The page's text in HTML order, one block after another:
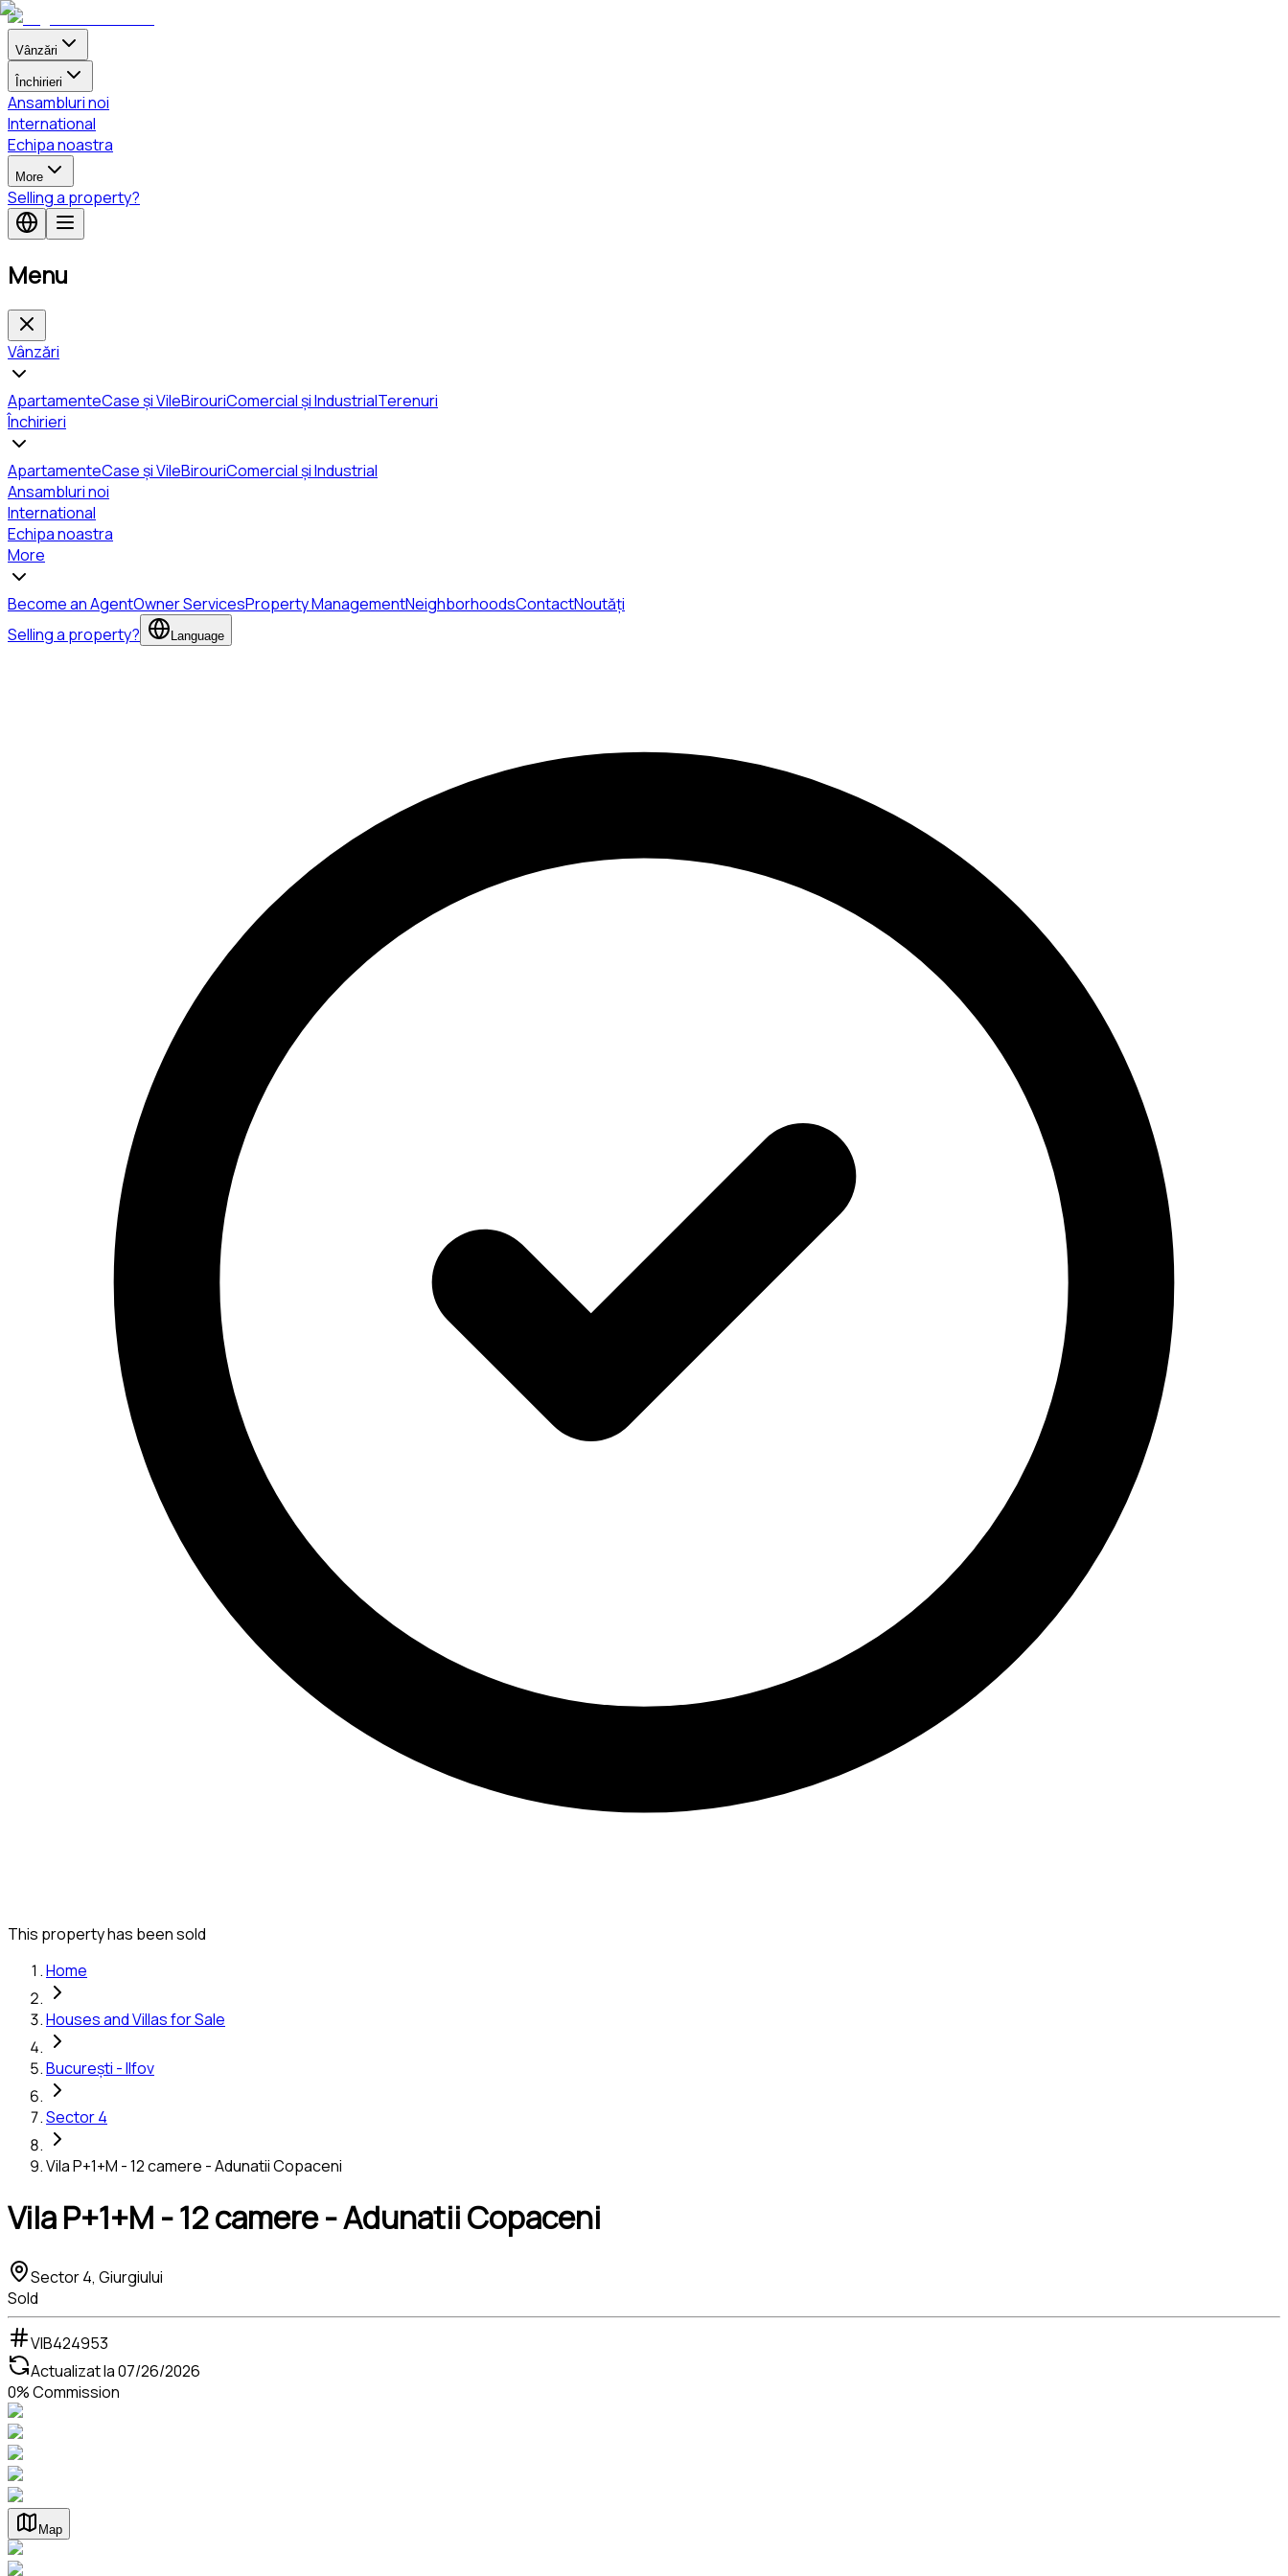
Vânzări
Închirieri
Ansambluri noi
International
Echipa noastra
More
Selling a property?
Menu
Vânzări
ApartamenteCase și VileBirouriComercial și IndustrialTerenuri
Închirieri
ApartamenteCase și VileBirouriComercial și Industrial
Ansambluri noi
International
Echipa noastra
More
Become an AgentOwner ServicesProperty ManagementNeighborhoodsContactNoutăți
Selling a property?
Language
This property has been sold
Home
Houses and Villas for Sale
București - Ilfov
Sector 4
Vila P+1+M - 12 camere - Adunatii Copaceni
Vila P+1+M - 12 camere - Adunatii Copaceni
Sector 4, Giurgiului
Sold
VIB424953
Actualizat la07/26/2026
0% Commission
Map